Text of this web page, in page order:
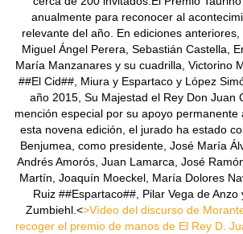
anualmente para reconocer al
relevante del año. En ediciones
Miguel Ángel Perera, Sebastián Castella,
María Manzanares y su cuadrilla, Victorino
##El Cid##, Miura y Espartaco y López
año 2015, Su Majestad el Rey Don Juan
mención especial por su apoyo permanente
esta novena edición, el jurado ha estado
Benjumea, como presidente, José María
Andrés Amorós, Juan Lamarca, José
Martín, Joaquín Moeckel, María Dolores
Ruiz ##Espartaco##, Pilar Vega de Anzo
Zumbiehl.<>Vídeo del discurso de
recoger el premio de manos de El Rey D.